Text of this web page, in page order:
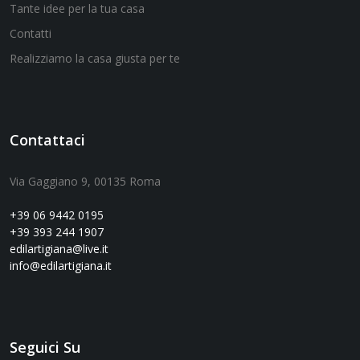
Tante idee per la tua casa
Contatti
Realizziamo la casa giusta per te
Contattaci
Via Gaggiano 9, 00135 Roma
+39 06 9442 0195
+39 393 244 1907
edilartigiana@live.it
info@edilartigiana.it
Seguici Su